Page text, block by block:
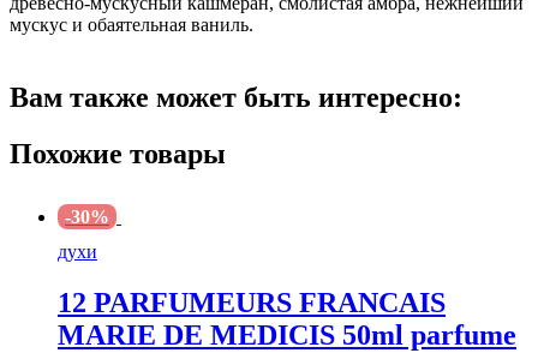
мускус и обаятельная ваниль.
Вам также может быть интересно:
Похожие товары
-30%
духи
12 PARFUMEURS FRANCAIS
MARIE DE MEDICIS 50ml parfume